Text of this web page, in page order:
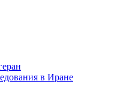
в Иране